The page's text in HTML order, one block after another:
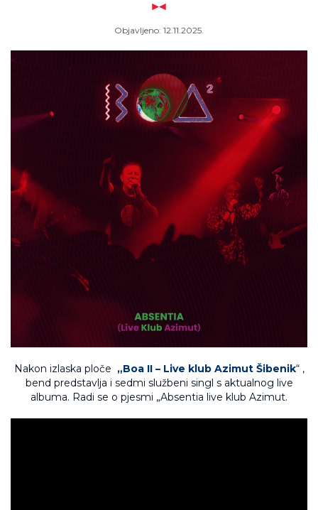
Objavljeno: 12.11.2025.
Nakon izlaska ploče „Boa II – Live klub Azimut Šibenik“ ,
bend predstavlja i sedmi službeni singl s aktualnog live
albuma. Radi se o pjesmi „Absentia live klub Azimut.